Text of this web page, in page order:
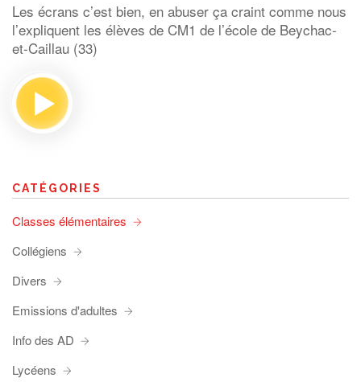
Les écrans c’est bien, en abuser ça craint comme nous
l’expliquent les élèves de CM1 de l’école de Beychac-
et-Caillau (33)
CATÉGORIES
Classes élémentaires
Collégiens
Divers
Emissions d'adultes
Info des AD
Lycéens